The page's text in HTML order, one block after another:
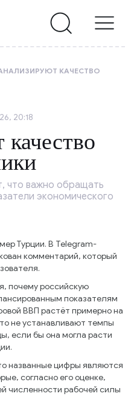
КАЧЕСТВО
20:18
что важно обращать
экономического
Турции. В Telegram-
комментарий, который
почему российскую
показателям
ВВП растёт примерно на
не устанавливают темпы
если бы она могла расти
названные цифры являются
согласно его оценке,
численности рабочей силы